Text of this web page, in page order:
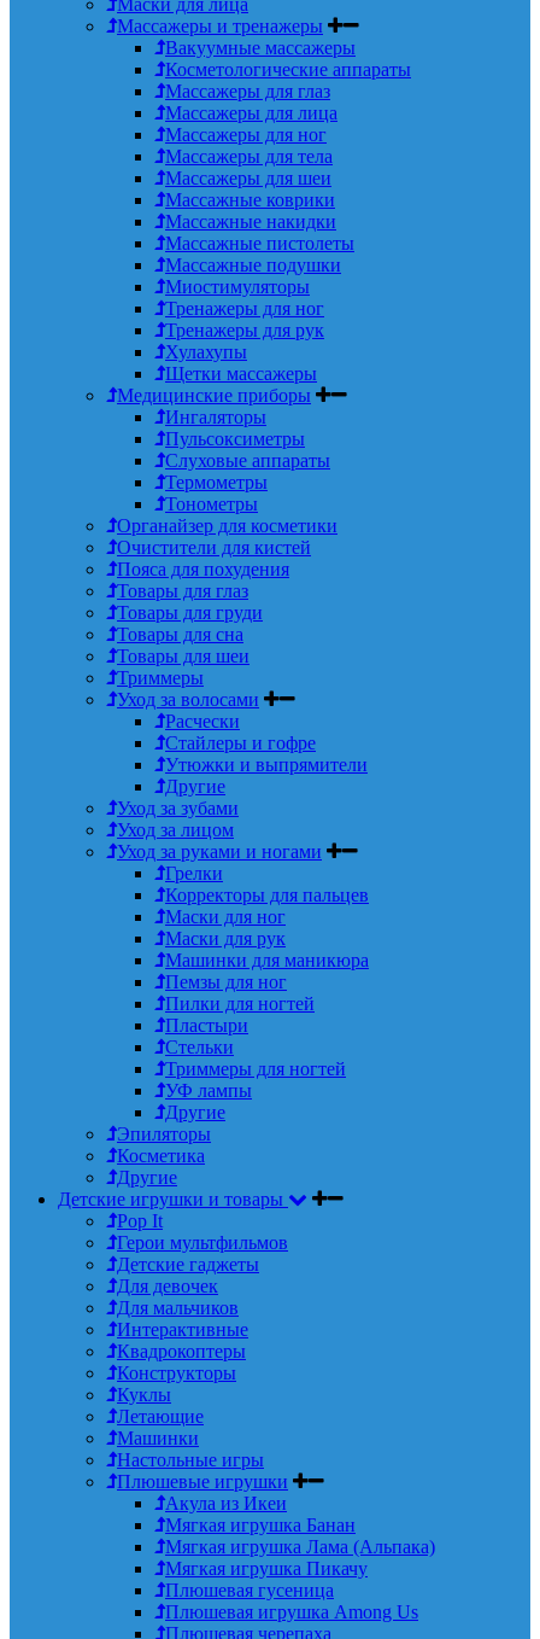
Массажеры и тренажеры
Вакуумные массажеры
Косметологические аппараты
Массажеры для глаз
Массажеры для лица
Массажеры для ног
Массажеры для тела
Массажеры для шеи
Массажные коврики
Массажные накидки
Массажные пистолеты
Массажные подушки
Миостимуляторы
Тренажеры для ног
Тренажеры для рук
Хулахупы
Щетки массажеры
Медицинские приборы
Ингаляторы
Пульсоксиметры
Слуховые аппараты
Термометры
Тонометры
Органайзер для косметики
Очистители для кистей
Пояса для похудения
Товары для глаз
Товары для груди
Товары для сна
Товары для шеи
Триммеры
Уход за волосами
Расчески
Стайлеры и гофре
Утюжки и выпрямители
Другие
Уход за зубами
Уход за лицом
Уход за руками и ногами
Грелки
Корректоры для пальцев
Маски для ног
Маски для рук
Машинки для маникюра
Пемзы для ног
Пилки для ногтей
Пластыри
Стельки
Триммеры для ногтей
УФ лампы
Другие
Эпиляторы
Косметика
Другие
Детские игрушки и товары
Pop It
Герои мультфильмов
Детские гаджеты
Для девочек
Для мальчиков
Интерактивные
Квадрокоптеры
Конструкторы
Куклы
Летающие
Машинки
Настольные игры
Плюшевые игрушки
Акула из Икеи
Мягкая игрушка Банан
Мягкая игрушка Лама (Альпака)
Мягкая игрушка Пикачу
Плюшевая гусеница
Плюшевая игрушка Among Us
Плюшевая черепаха